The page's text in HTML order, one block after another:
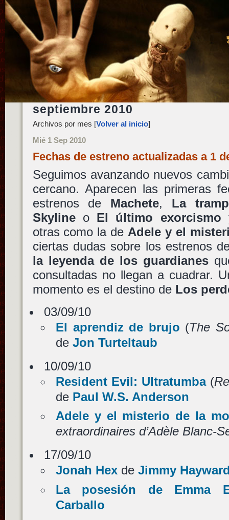
septiembre 2010
Archivos por mes [Volver al inicio]
Mié 1 Sep 2010
Fechas de estreno actualizadas a 1
Seguimos avanzando nuevos
cercano. Aparecen las primeras
estrenos de Machete, La
Skylineo El último exorcismo
otras como la de Adele y el
ciertas dudas sobre los estrenos
la leyenda de los guardianes
consultadas no llegan a cuadrar.
momento es el destino de Los
03/09/10
El aprendiz de brujo (The
de Jon Turteltaub
10/09/10
Resident Evil: Ultratumba(
de Paul W.S. Anderson
Adele y el misterio de la
extraordinaires d’Adèle Blanc-
17/09/10
Jonah Hexde Jimmy
La posesión de Emma
Carballo